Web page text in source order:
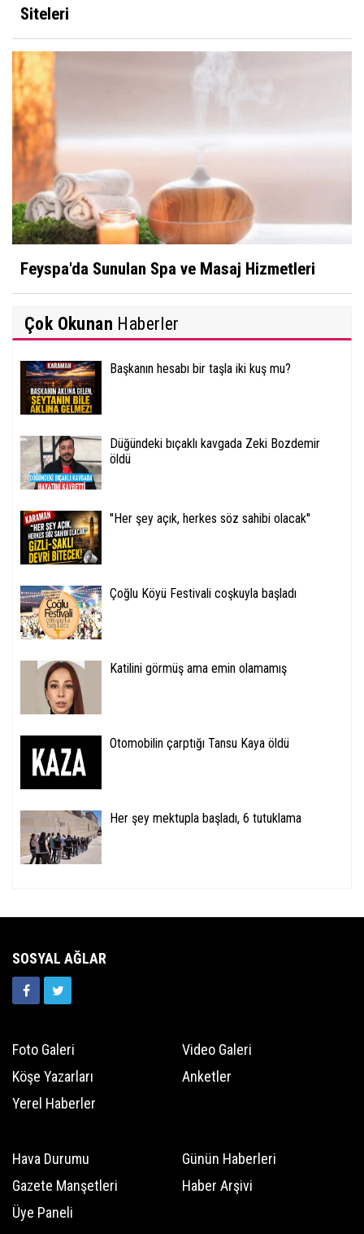
Siteleri
Feyspa'da Sunulan Spa ve Masaj Hizmetleri
Çok Okunan Haberler
Başkanın hesabı bir taşla iki kuş mu?
Düğündeki bıçaklı kavgada Zeki Bozdemir
öldü
''Her şey açık, herkes söz sahibi olacak''
Çoğlu Köyü Festivali coşkuyla başladı
Katilini görmüş ama emin olamamış
Otomobilin çarptığı Tansu Kaya öldü
Her şey mektupla başladı, 6 tutuklama
SOSYAL AĞLAR
Foto Galeri
Video Galeri
Köşe Yazarları
Anketler
Yerel Haberler
Hava Durumu
Günün Haberleri
Gazete Manşetleri
Haber Arşivi
Üye Paneli